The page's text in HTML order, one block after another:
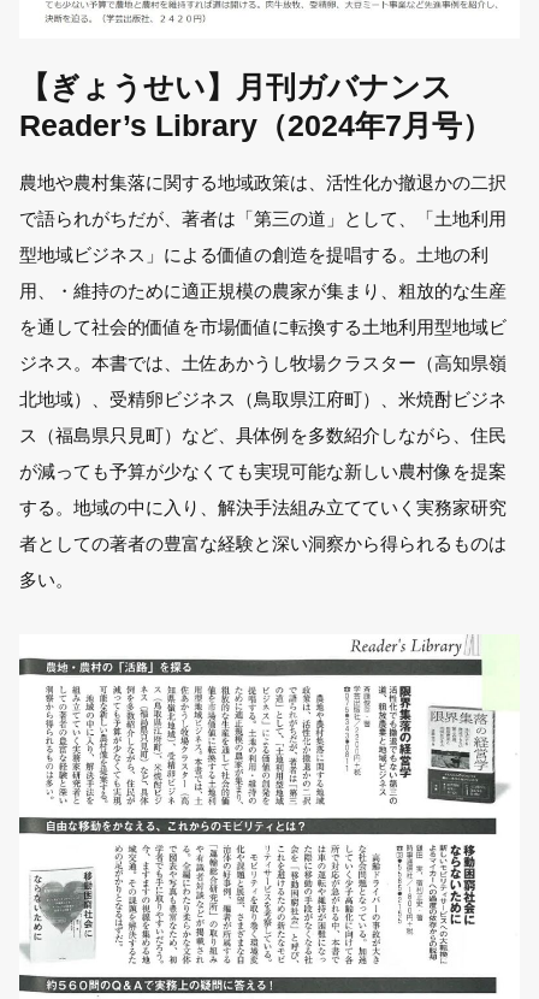
【ぎょうせい】月刊ガバナンス
Reader’s Library（2024年7月号）
農地や農村集落に関する地域政策は、活性化か撤退かの二択
で語られがちだが、著者は「第三の道」として、「土地利用
型地域ビジネス」による価値の創造を提唱する。土地の利
用、・維持のために適正規模の農家が集まり、粗放的な生産
を通して社会的価値を市場価値に転換する土地利用型地域ビ
ジネス。本書では、土佐あかうし牧場クラスター（高知県嶺
北地域）、受精卵ビジネス（鳥取県江府町）、米焼酎ビジネ
ス（福島県只見町）など、具体例を多数紹介しながら、住民
が減っても予算が少なくても実現可能な新しい農村像を提案
する。地域の中に入り、解決手法組み立てていく実務家研究
者としての著者の豊富な経験と深い洞察から得られるものは
多い。